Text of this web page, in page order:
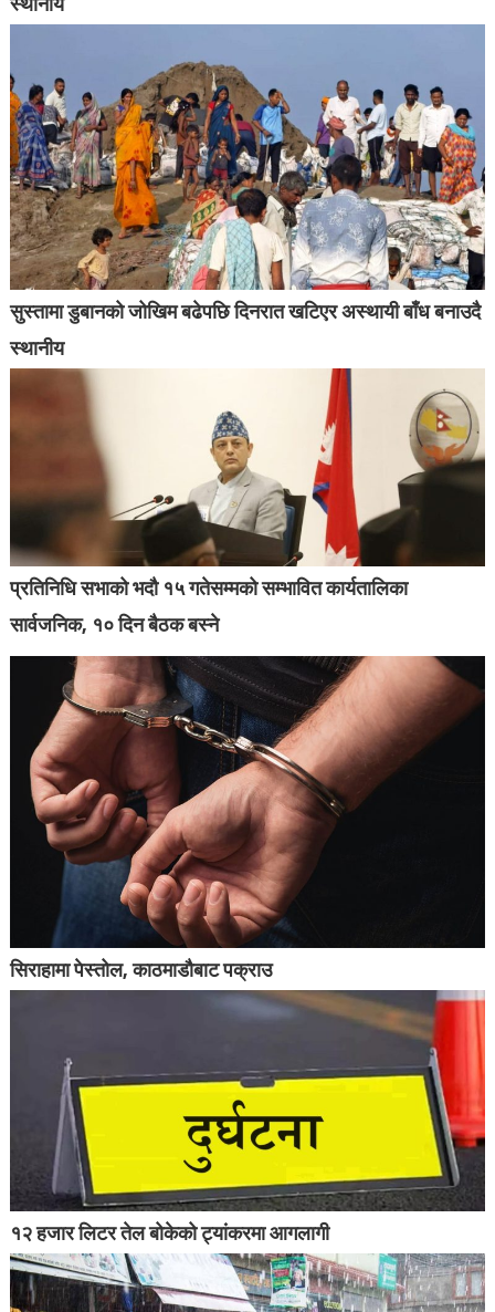
सुस्तामा डुबानको जोखिम बढेपछि दिनरात खटिएर अस्थायी बाँध बनाउदै
स्थानीय
प्रतिनिधि सभाको भदौ १५ गतेसम्मको सम्भावित कार्यतालिका
सार्वजनिक, १० दिन बैठक बस्ने
सिराहामा पेस्तोल, काठमाडौबाट पक्राउ
१२ हजार लिटर तेल बोकेको ट्यांकरमा आगलागी